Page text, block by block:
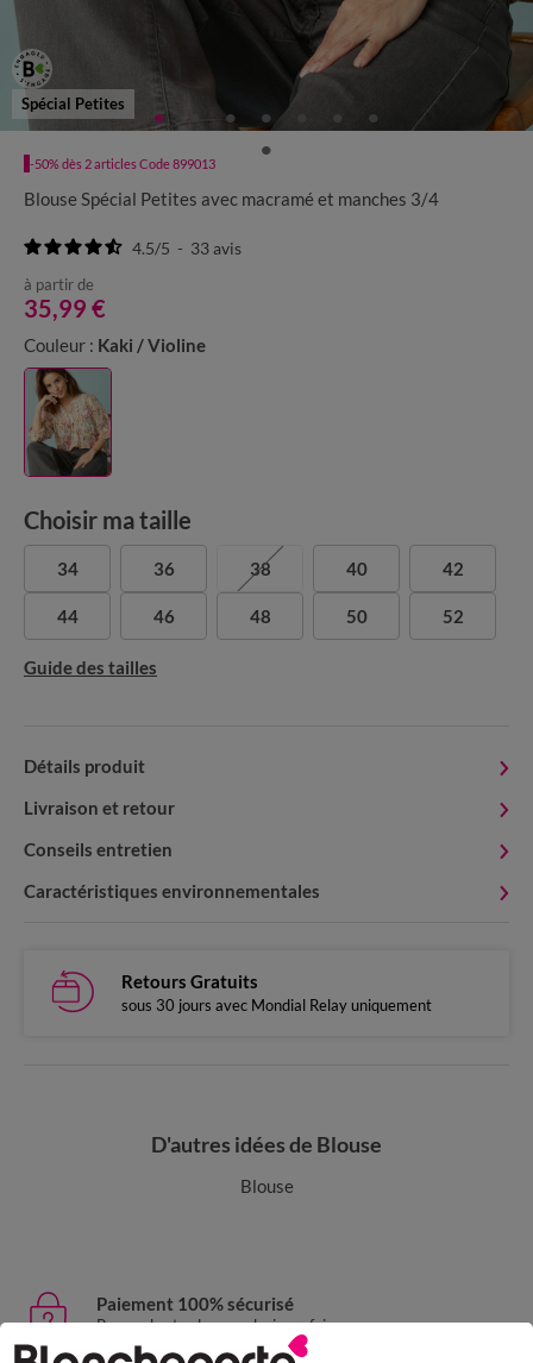
Spécial Petites
-50% dès 2 articles Code 899013
Blouse Spécial Petites avec macramé et manches 3/4
4.5/5 - 33avis
à partir de
35,99 €
Couleur : Kaki / Violine
Choisir ma taille
34 36 38 40 42
44 46 48 50 52
Guide des tailles
Détails produit
Livraison et retour
Conseils entretien
Caractéristiques environnementales
Retours Gratuits
sous 30 jours avec Mondial Relay uniquement
D'autres idées de Blouse
Blouse
Paiement 100% sécurisé
Payez plus tard ou en plusieurs fois